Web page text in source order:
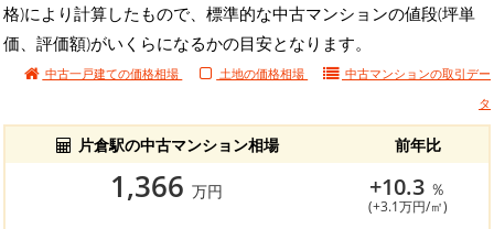
格)により計算したもので、標準的な中古マンションの値段(坪単
価、評価額)がいくらになるかの目安となります。
中古一戸建ての価格相場 土地の価格相場 中古マンションの取引デー
タ
片倉駅の中古マンション相場 前年比
1,366 万円 +10.3 ％
(+3.1万円/㎡)